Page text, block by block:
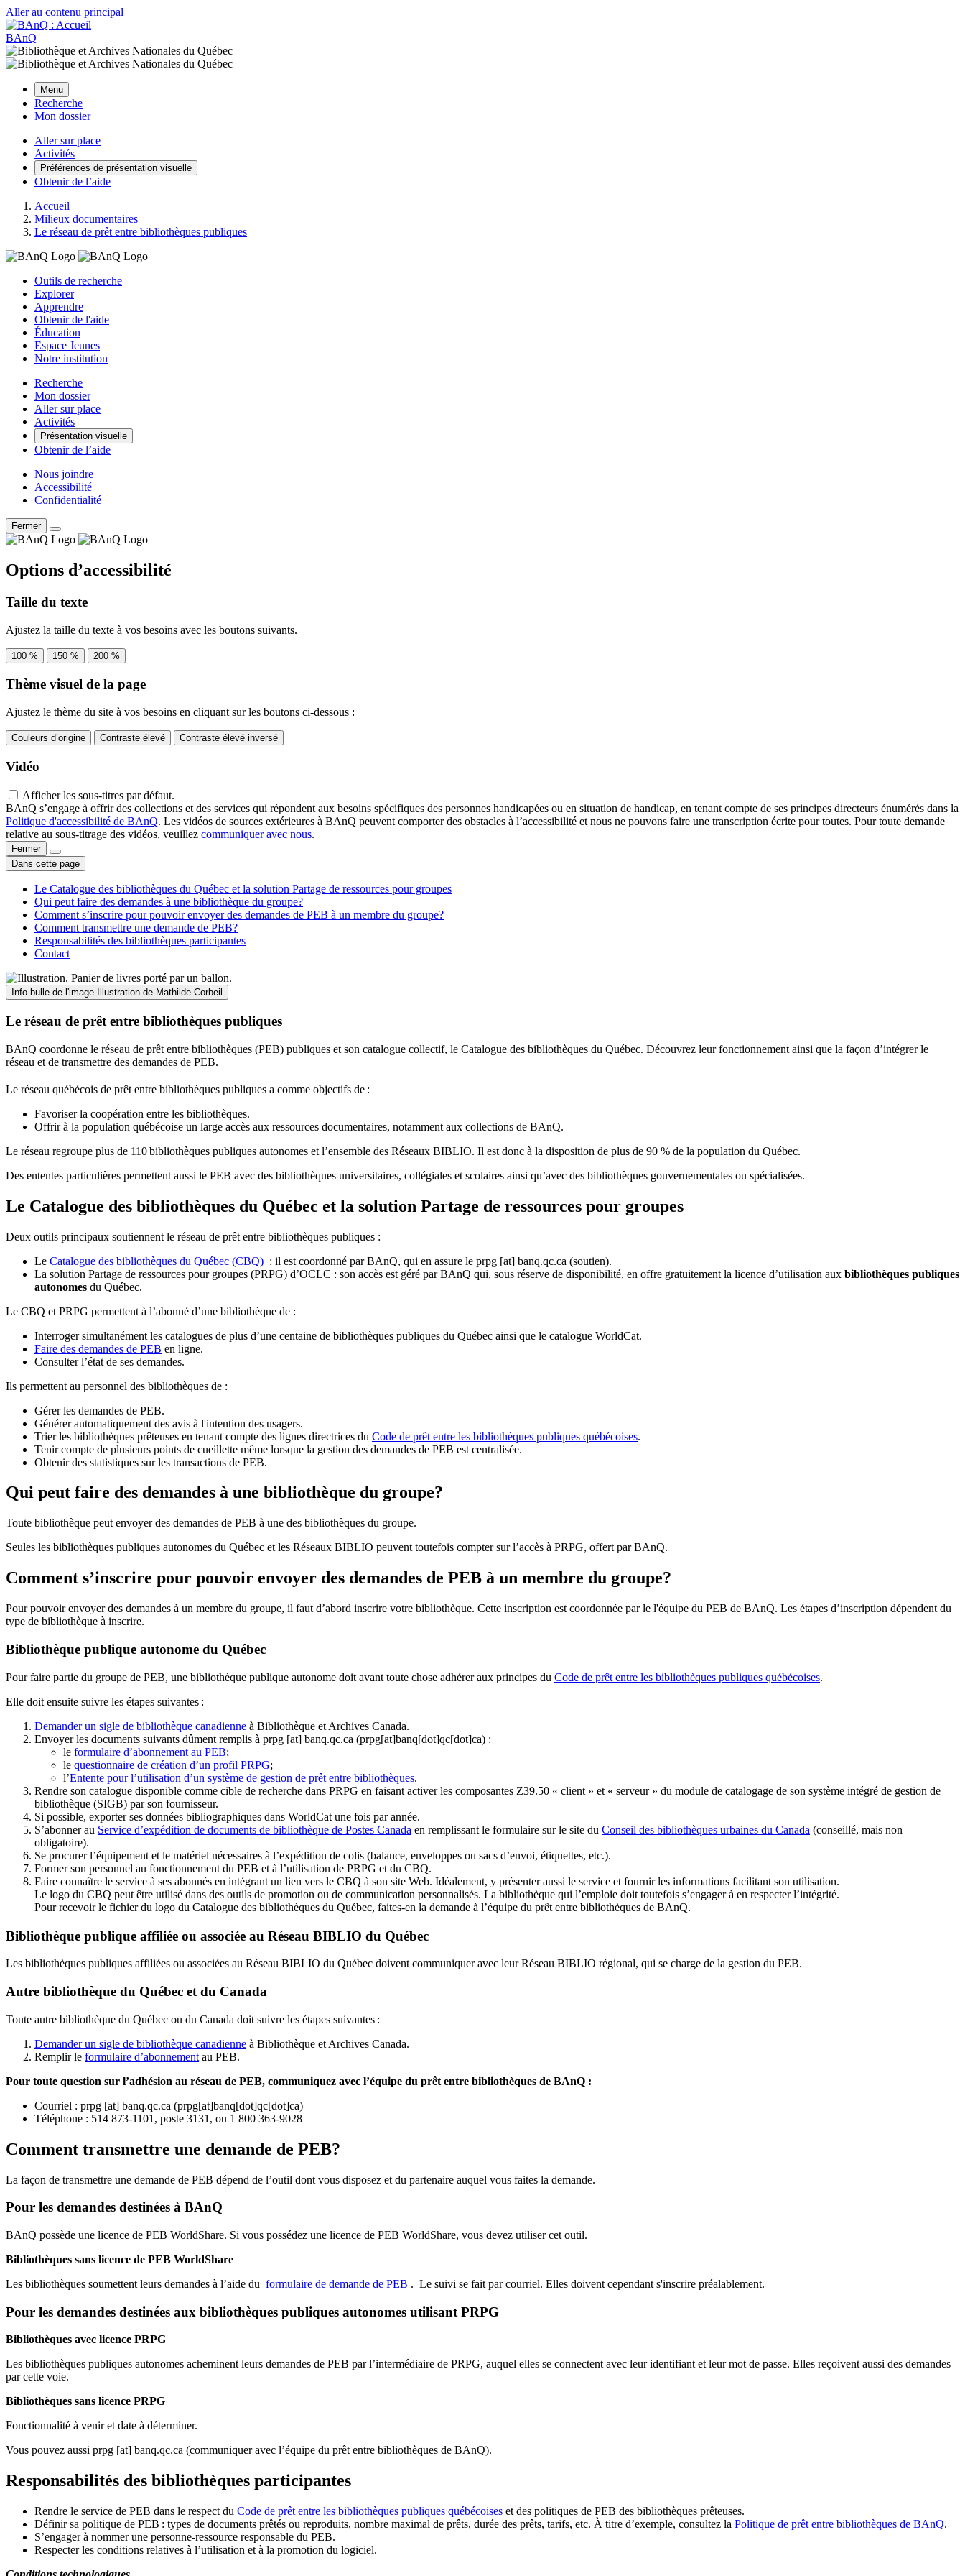
Aller au contenu principal
BAnQ
Menu
Recherche
Mon dossier
Aller sur place
Activités
Préférences de présentation visuelle
Obtenir de l’aide
Accueil
Milieux documentaires
Le réseau de prêt entre bibliothèques publiques
Outils de recherche
Explorer
Apprendre
Obtenir de l'aide
Éducation
Espace Jeunes
Notre institution
Recherche
Mon dossier
Aller sur place
Activités
Présentation visuelle
Obtenir de l’aide
Nous joindre
Accessibilité
Confidentialité
Fermer
Options d’accessibilité
Taille du texte
Ajustez la taille du texte à vos besoins avec les boutons suivants.
100 % 150 % 200 %
Thème visuel de la page
Ajustez le thème du site à vos besoins en cliquant sur les boutons ci-dessous :
Couleurs d’origine Contraste élevé Contraste élevé inversé
Vidéo
Afficher les sous-titres par défaut.
BAnQ s’engage à offrir des collections et des services qui répondent aux besoins spécifiques des personnes handicapées ou en situation de handicap, en tenant compte de ses principes directeurs énumérés dans la
Politique d'accessibilité de BAnQ. Les vidéos de sources extérieures à BAnQ peuvent comporter des obstacles à l’accessibilité et nous ne pouvons faire une transcription écrite pour toutes. Pour toute demande
relative au sous-titrage des vidéos, veuillez communiquer avec nous.
Fermer
Dans cette page
Le Catalogue des bibliothèques du Québec et la solution Partage de ressources pour groupes
Qui peut faire des demandes à une bibliothèque du groupe?
Comment s’inscrire pour pouvoir envoyer des demandes de PEB à un membre du groupe?
Comment transmettre une demande de PEB?
Responsabilités des bibliothèques participantes
Contact
Info-bulle de l'image Illustration de Mathilde Corbeil
Le réseau de prêt entre bibliothèques publiques
BAnQ coordonne le réseau de prêt entre bibliothèques (PEB) publiques et son catalogue collectif, le Catalogue des bibliothèques du Québec. Découvrez leur fonctionnement ainsi que la façon d’intégrer le
réseau et de transmettre des demandes de PEB.
Le réseau québécois de prêt entre bibliothèques publiques a comme objectifs de :
Favoriser la coopération entre les bibliothèques.
Offrir à la population québécoise un large accès aux ressources documentaires, notamment aux collections de BAnQ.
Le réseau regroupe plus de 110bibliothèques publiques autonomes et l’ensemble des Réseaux BIBLIO. Il est donc à la disposition de plus de 90 % de la population du Québec.
Des ententes particulières permettent aussi le PEB avec des bibliothèques universitaires, collégiales et scolaires ainsi qu’avec des bibliothèques gouvernementales ou spécialisées.
Le Catalogue des bibliothèques du Québec et la solution Partage de ressources pour groupes
Deux outils principaux soutiennent le réseau de prêt entre bibliothèques publiques :
Le Catalogue des bibliothèques du Québec (CBQ) : il est coordonné par BAnQ, qui en assure le prpg [at] banq.qc.ca (soutien).
La solution Partage de ressources pour groupes (PRPG) d’OCLC : son accès est géré par BAnQ qui, sous réserve de disponibilité, en offre gratuitement la licence d’utilisation aux bibliothèques publiques
autonomes du Québec.
Le CBQ et PRPG permettent à l’abonné d’une bibliothèque de :
Interroger simultanément les catalogues de plus d’une centaine de bibliothèques publiques du Québec ainsi que le catalogue WorldCat.
Faire des demandes de PEB en ligne.
Consulter l’état de ses demandes.
Ils permettent au personnel des bibliothèques de :
Gérer les demandes de PEB.
Générer automatiquement des avis à l'intention des usagers.
Trier les bibliothèques prêteuses en tenant compte des lignes directrices du Code de prêt entre les bibliothèques publiques québécoises.
Tenir compte de plusieurs points de cueillette même lorsque la gestion des demandes de PEB est centralisée.
Obtenir des statistiques sur les transactions de PEB.
Qui peut faire des demandes à une bibliothèque du groupe?
Toute bibliothèque peut envoyer des demandes de PEB à une des bibliothèques du groupe.
Seules les bibliothèques publiques autonomes du Québec et les Réseaux BIBLIO peuvent toutefois compter sur l’accès à PRPG, offert par BAnQ.
Comment s’inscrire pour pouvoir envoyer des demandes de PEB à un membre du groupe?
Pour pouvoir envoyer des demandes à un membre du groupe, il faut d’abord inscrire votre bibliothèque. Cette inscription est coordonnée par le l'équipe du PEB de BAnQ. Les étapes d’inscription dépendent du
type de bibliothèque à inscrire.
Bibliothèque publique autonome du Québec
Pour faire partie du groupe de PEB, une bibliothèque publique autonome doit avant toute chose adhérer aux principes du Code de prêt entre les bibliothèques publiques québécoises.
Elle doit ensuite suivre les étapes suivantes :
Demander un sigle de bibliothèque canadienne à Bibliothèque et Archives Canada.
Envoyer les documents suivants dûment remplis à prpg [at] banq.qc.ca (prpg[at]banq[dot]qc[dot]ca) :
le formulaire d’abonnement au PEB;
le questionnaire de création d’un profil PRPG;
l’Entente pour l’utilisation d’un système de gestion de prêt entre bibliothèques.
Rendre son catalogue disponible comme cible de recherche dans PRPG en faisant activer les composantes Z39.50 « client » et « serveur » du module de catalogage de son système intégré de gestion de
bibliothèque (SIGB) par son fournisseur.
Si possible, exporter ses données bibliographiques dans WorldCat une fois par année.
S’abonner au Service d’expédition de documents de bibliothèque de Postes Canada en remplissant le formulaire sur le site du Conseil des bibliothèques urbaines du Canada (conseillé, mais non
obligatoire).
Se procurer l’équipement et le matériel nécessaires à l’expédition de colis (balance, enveloppes ou sacs d’envoi, étiquettes, etc.).
Former son personnel au fonctionnement du PEB et à l’utilisation de PRPG et du CBQ.
Faire connaître le service à ses abonnés en intégrant un lien vers le CBQ à son site Web. Idéalement, y présenter aussi le service et fournir les informations facilitant son utilisation.
Le logo du CBQ peut être utilisé dans des outils de promotion ou de communication personnalisés. La bibliothèque qui l’emploie doit toutefois s’engager à en respecter l’intégrité.
Pour recevoir le fichier du logo du Catalogue des bibliothèques du Québec, faites-en la demande à l’équipe du prêt entre bibliothèques de BAnQ.
Bibliothèque publique affiliée ou associée au Réseau BIBLIO du Québec
Les bibliothèques publiques affiliées ou associées au Réseau BIBLIO du Québec doivent communiquer avec leur Réseau BIBLIO régional, qui se charge de la gestion du PEB.
Autre bibliothèque du Québec et du Canada
Toute autre bibliothèque du Québec ou du Canada doit suivre les étapes suivantes :
Demander un sigle de bibliothèque canadienne à Bibliothèque et Archives Canada.
Remplir le formulaire d’abonnement au PEB.
Pour toute question sur l’adhésion au réseau de PEB, communiquez avec l’équipe du prêt entre bibliothèques de BAnQ :
Courriel : prpg [at] banq.qc.ca (prpg[at]banq[dot]qc[dot]ca)
Téléphone : 514 873-1101, poste 3131, ou 1 800 363-9028
Comment transmettre une demande de PEB?
La façon de transmettre une demande de PEB dépend de l’outil dont vous disposez et du partenaire auquel vous faites la demande.
Pour les demandes destinées à BAnQ
BAnQ possède une licence de PEB WorldShare. Si vous possédez une licence de PEB WorldShare, vous devez utiliser cet outil.
Bibliothèques sans licence de PEB WorldShare
Les bibliothèques soumettent leurs demandes à l’aide du formulaire de demande de PEB . Le suivi se fait par courriel. Elles doivent cependant s'inscrire préalablement.
Pour les demandes destinées aux bibliothèques publiques autonomes utilisant PRPG
Bibliothèques avec licence PRPG
Les bibliothèques publiques autonomes acheminent leurs demandes de PEB par l’intermédiaire de PRPG, auquel elles se connectent avec leur identifiant et leur mot de passe. Elles reçoivent aussi des demandes
par cette voie.
Bibliothèques sans licence PRPG
Fonctionnalité à venir et date à déterminer.
Vous pouvez aussi prpg [at] banq.qc.ca (communiquer avec l’équipe du prêt entre bibliothèques de BAnQ).
Responsabilités des bibliothèques participantes
Rendre le service de PEB dans le respect du Code de prêt entre les bibliothèques publiques québécoises et des politiques de PEB des bibliothèques prêteuses.
Définir sa politique de PEB : types de documents prêtés ou reproduits, nombre maximal de prêts, durée des prêts, tarifs, etc. À titre d’exemple, consultez la Politique de prêt entre bibliothèques de BAnQ.
S’engager à nommer une personne-ressource responsable du PEB.
Respecter les conditions relatives à l’utilisation et à la promotion du logiciel.